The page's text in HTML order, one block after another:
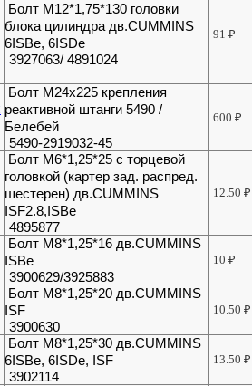
Болт М12*1,75*130 головки
блока цилиндра дв.CUMMINS
6ISBe, 6ISDe
3927063/ 4891024
91₽
Болт М24х225 крепления
реактивной штанги 5490 /
Белебей
5490-2919032-45
600₽
Болт М6*1,25*25 с торцевой
головкой (картер зад. распред.
шестерен) дв.CUMMINS
ISF2.8,ISBe
4895877
12.50₽
Болт М8*1,25*16 дв.CUMMINS
ISBe
3900629/3925883
10₽
Болт М8*1,25*20 дв.CUMMINS
ISF
3900630
10.50₽
Болт М8*1,25*30 дв.CUMMINS
6ISBe, 6ISDe, ISF
3902114
13.50₽